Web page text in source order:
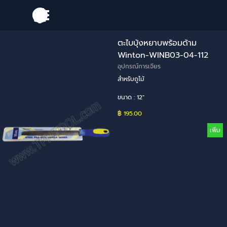
Skip menu
ตะไบบุ้งหยาบพร้อมด้าม
Winton-WINB03-04-112
อุปกรณ์การเจียร
สำหรับถูไม้
ขนาด : 12"
฿ 195.00
เพิ่ม